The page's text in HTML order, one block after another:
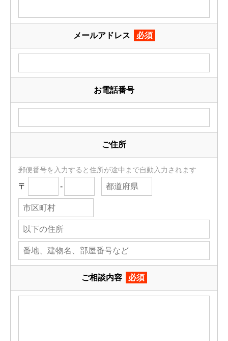
メールアドレス 必須
お電話番号
ご住所
郵便番号を入力すると住所が途中まで自動入力されます
〒 -
ご相談内容 必須